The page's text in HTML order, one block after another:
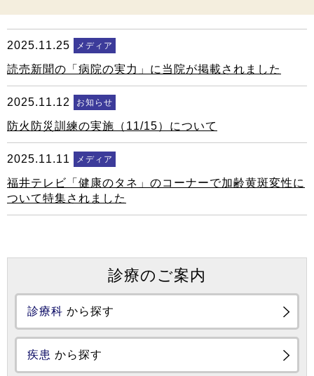
2025.11.25 メディア
読売新聞の「病院の実力」に当院が掲載されました
2025.11.12 お知らせ
防火防災訓練の実施（11/15）について
2025.11.11 メディア
福井テレビ「健康のタネ」のコーナーで加齢黄斑変性に
ついて特集されました
診療のご案内
診療科 から探す
疾患 から探す